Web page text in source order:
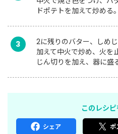
ドポテトを加えて炒める。
3
2に残りのバター、しめ
加えて中火で炒め、火を
じん切りを加え、器に盛
このレシ
シェア ポ